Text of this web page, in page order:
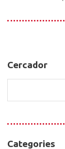
Cercador
Cercador
Categories
Categories